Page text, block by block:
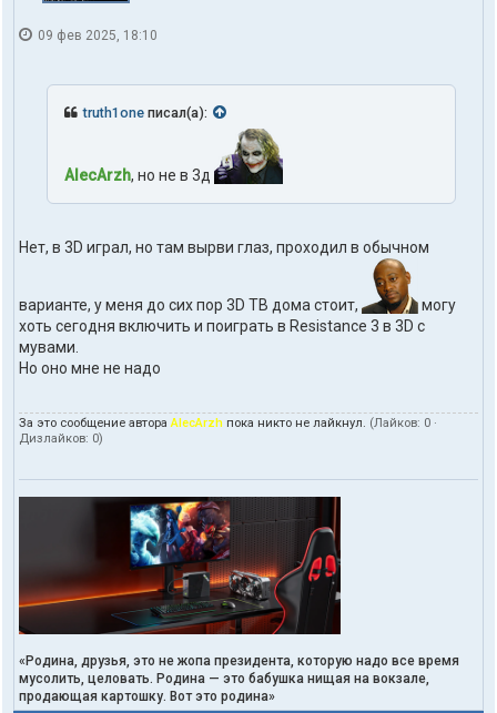
09 фев 2025, 18:10
truth1one писал(а):
AlecArzh, но не в 3д
Нет, в 3D играл, но там вырви глаз, проходил в обычном
варианте, у меня до сих пор 3D ТВ дома стоит,
могу
хоть сегодня включить и поиграть в Resistance 3 в 3D с
мувами.
Но оно мне не надо
За это сообщение автораAlecArzh пока никто не лайкнул. (Лайков: 0 ·
Дизлайков: 0)
«Родина, друзья, это не жопа президента, которую надо все время
мусолить, целовать. Родина — это бабушка нищая на вокзале,
продающая картошку. Вот это родина»